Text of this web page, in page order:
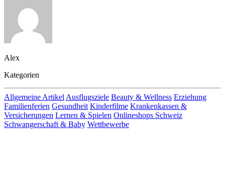
Alex
Kategorien
Allgemeine Artikel Ausflugsziele Beauty & Wellness Erziehung
Familienferien Gesundheit Kinderfilme Krankenkassen &
Versicherungen Lernen & Spielen Onlineshops Schweiz
Schwangerschaft & Baby Wettbewerbe